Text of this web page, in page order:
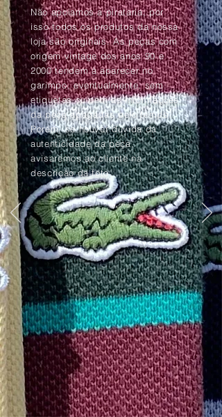
Não apoiamos a pirataria, por
isso todos os produtos da nossa
loja são originais. As peças com
origem vintage dos anos 90 e
2000 tendem à aparecer no
garimpo, eventualmente, sem
etiquetas ou com as informações
da peça apagadas pelo tempo.
Porém, se houver dúvida da
autenticidade da peça,
avisaremos ao cliente na
descrição da foto.